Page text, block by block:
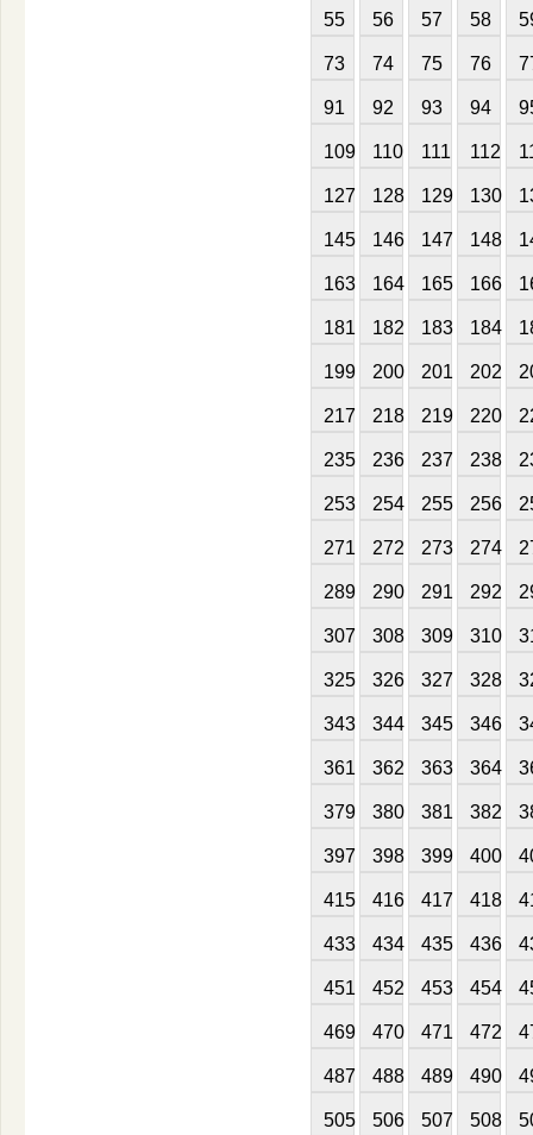
55 56 57 58
73 74 75 76
91 92 93 94
109 110 111 112
127 128 129 130
145 146 147 148
163 164 165 166
181 182 183 184
199 200 201 202
217 218 219 220
235 236 237 238
253 254 255 256
271 272 273 274
289 290 291 292
307 308 309 310
325 326 327 328
343 344 345 346
361 362 363 364
379 380 381 382
397 398 399 400
415 416 417 418
433 434 435 436
451 452 453 454
469 470 471 472
487 488 489 490
505 506 507 508